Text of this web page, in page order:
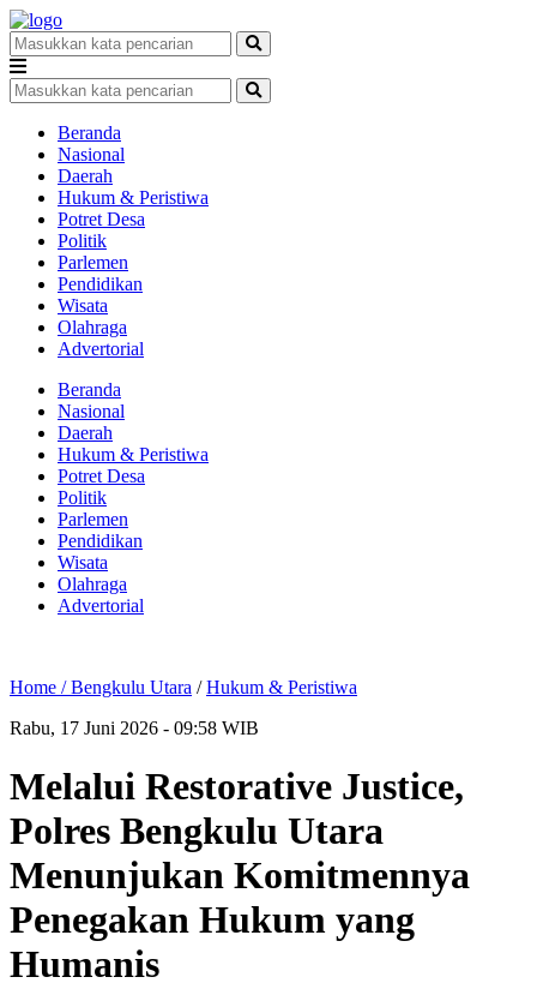
Beranda
Nasional
Daerah
Hukum & Peristiwa
Potret Desa
Politik
Parlemen
Pendidikan
Wisata
Olahraga
Advertorial
Beranda
Nasional
Daerah
Hukum & Peristiwa
Potret Desa
Politik
Parlemen
Pendidikan
Wisata
Olahraga
Advertorial
Home /Bengkulu Utara /Hukum & Peristiwa
Rabu, 17 Juni 2026 - 09:58 WIB
Melalui Restorative Justice,
Polres Bengkulu Utara
Menunjukan Komitmennya
Penegakan Hukum yang
Humanis